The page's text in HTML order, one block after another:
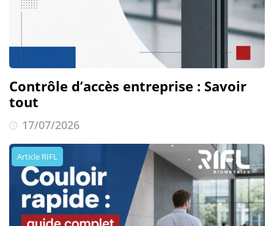
Contrôle d’accès entreprise : Savoir
tout
17/07/2026
Article RIFL